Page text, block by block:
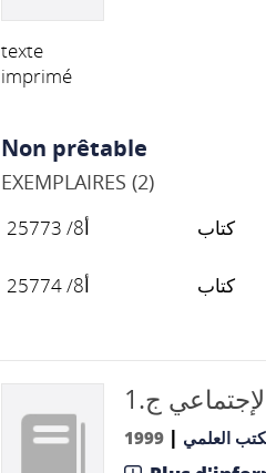
texte
imprimé
Non prêtable
EXEMPLAIRES (2)
أ8/ 25773 كتاب
أ8/ 25774
كتاب
ج.1
العلمي |
1999